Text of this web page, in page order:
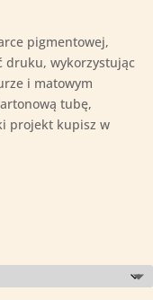
pigmentowej,
druku, wykorzystując
i matowym
tubę,
projekt kupisz w